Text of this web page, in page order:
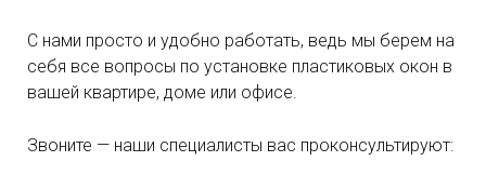
С нами просто и удобно работать, ведь мы берем на
себя все вопросы по установке пластиковых окон в
вашей квартире, доме или офисе.
Звоните — наши специалисты вас проконсультируют: